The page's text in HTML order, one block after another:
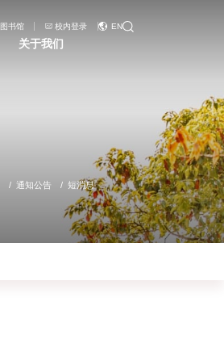
图书馆 校内登录 EN
关于我们
通知公告 短消息